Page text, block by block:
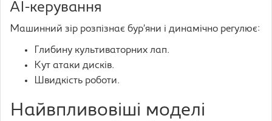
AI-керування
Машинний зір розпізнає бур’яни і динамічно регулює:
Глибину культиваторних лап.
Кут атаки дисків.
Швидкість роботи.
Найвпливовіші моделі